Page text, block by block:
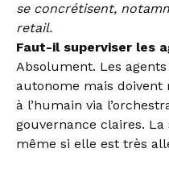
se concrétisent,
retail.
Faut-il superviser les
Absolument. Les
autonome mais doivent
à l’humain via
gouvernance claires.
même si elle est très